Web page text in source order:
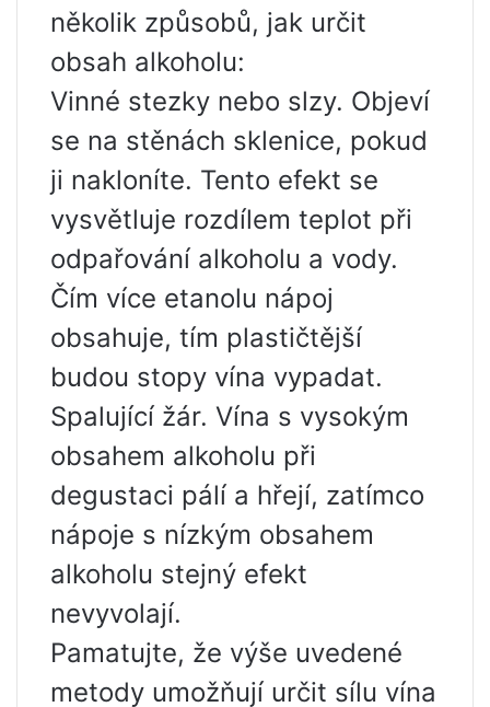
několik způsobů, jak určit
obsah alkoholu:
Vinné stezky nebo slzy. Objeví
se na stěnách sklenice, pokud
ji nakloníte. Tento efekt se
vysvětluje rozdílem teplot při
odpařování alkoholu a vody.
Čím více etanolu nápoj
obsahuje, tím plastičtější
budou stopy vína vypadat.
Spalující žár. Vína s vysokým
obsahem alkoholu při
degustaci pálí a hřejí, zatímco
nápoje s nízkým obsahem
alkoholu stejný efekt
nevyvolají.
Pamatujte, že výše uvedené
metody umožňují určit sílu vína